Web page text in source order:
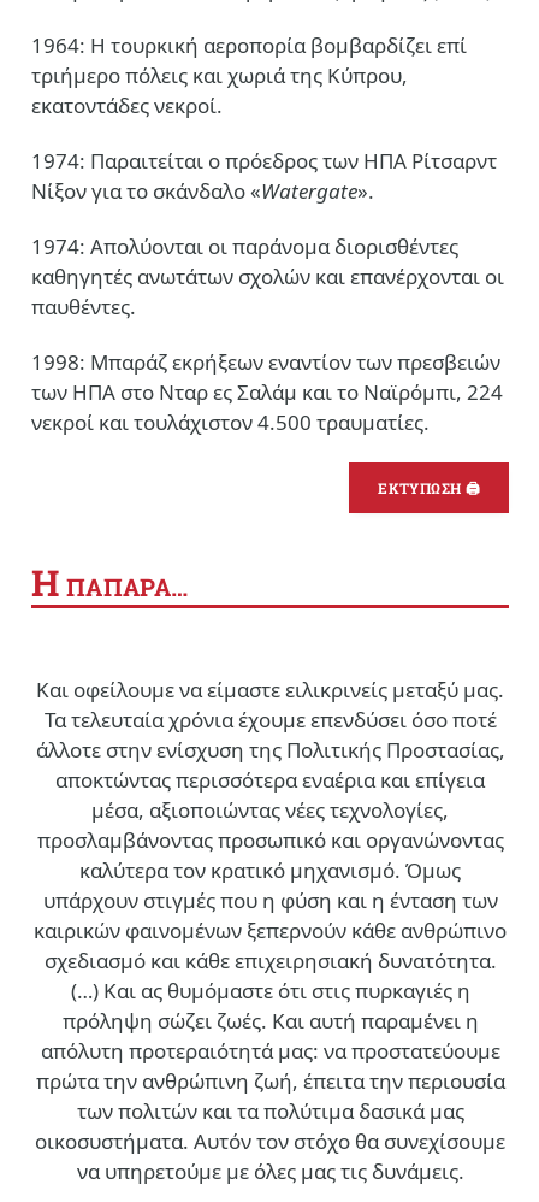
1964: Η τουρκική αεροπορία βομβαρδίζει επί
τριήμερο πόλεις και χωριά της Κύπρου,
εκατοντάδες νεκροί.
1974: Παραιτείται ο πρόεδρος των ΗΠΑ Ρίτσαρντ
Νίξον για το σκάνδαλο «Watergate».
1974: Απολύονται οι παράνομα διορισθέντες
καθηγητές ανωτάτων σχολών και επανέρχονται οι
παυθέντες.
1998: Μπαράζ εκρήξεων εναντίον των πρεσβειών
των ΗΠΑ στο Νταρ ες Σαλάμ και το Ναϊρόμπι, 224
νεκροί και τουλάχιστον 4.500 τραυματίες.
ΕΚΤΥΠΩΣΗ 🖨
Η ΠΑΠΑΡΑ…
Και οφείλουμε να είμαστε ειλικρινείς μεταξύ μας.
Τα τελευταία χρόνια έχουμε επενδύσει όσο ποτέ
άλλοτε στην ενίσχυση της Πολιτικής Προστασίας,
αποκτώντας περισσότερα εναέρια και επίγεια
μέσα, αξιοποιώντας νέες τεχνολογίες,
προσλαμβάνοντας προσωπικό και οργανώνοντας
καλύτερα τον κρατικό μηχανισμό. Όμως
υπάρχουν στιγμές που η φύση και η ένταση των
καιρικών φαινομένων ξεπερνούν κάθε ανθρώπινο
σχεδιασμό και κάθε επιχειρησιακή δυνατότητα.
(…) Και ας θυμόμαστε ότι στις πυρκαγιές η
πρόληψη σώζει ζωές. Και αυτή παραμένει η
απόλυτη προτεραιότητά μας: να προστατεύουμε
πρώτα την ανθρώπινη ζωή, έπειτα την περιουσία
των πολιτών και τα πολύτιμα δασικά μας
οικοσυστήματα. Αυτόν τον στόχο θα συνεχίσουμε
να υπηρετούμε με όλες μας τις δυνάμεις.